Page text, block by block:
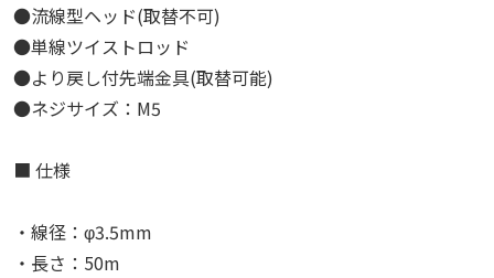
●流線型ヘッド(取替不可)
●単線ツイストロッド
●より戻し付先端金具(取替可能)
●ネジサイズ：M5
■ 仕様
・線径：φ3.5mm
・長さ：50m